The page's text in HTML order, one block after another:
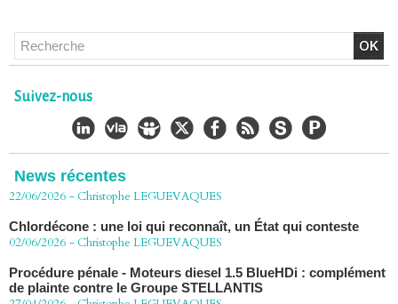
Suivez-nous
News récentes
vers la Cour de cassation
30/06/2026 -Christophe LEGUEVAQUES
CHLORDÉCONE Déclaration de Me Christophe
LÈGUEVAQUES (CLE), avocat de parties civiles, après la
décision de confirmation du non-lieu
22/06/2026 -Christophe LEGUEVAQUES
02/06/2026 -Christophe LEGUEVAQUES
de plainte contre le Groupe STELLANTIS
27/04/2026 -Christophe LEGUEVAQUES